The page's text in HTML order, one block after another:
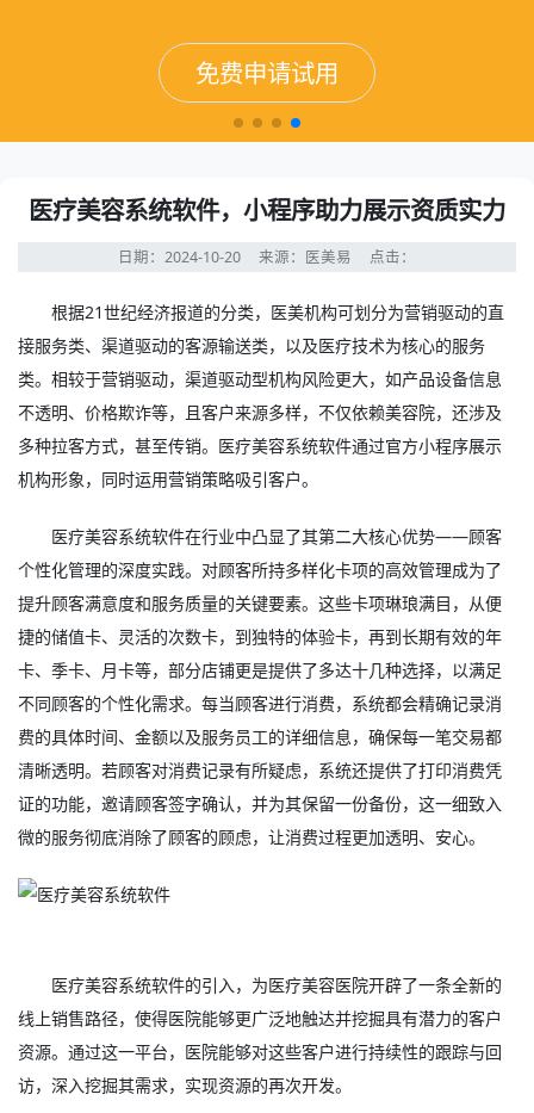
免费申请试用
免费申请试用
免费申请试用
免费申请试用
医疗美容系统软件，小程序助力展示资质实力
日期：2024-10-20 来源：医美易 点击：
根据21世纪经济报道的分类，医美机构可划分为营销驱动的直
接服务类、渠道驱动的客源输送类，以及医疗技术为核心的服务
类。相较于营销驱动，渠道驱动型机构风险更大，如产品设备信息
不透明、价格欺诈等，且客户来源多样，不仅依赖美容院，还涉及
多种拉客方式，甚至传销。 医疗美容系统软件通过官方小程序展示
机构形象，同时运用营销策略吸引客户。
医疗美容系统软件在行业中凸显了其第二大核心优势——顾客
个性化管理的深度实践。对顾客所持多样化卡项的高效管理成为了
提升顾客满意度和服务质量的关键要素。这些卡项琳琅满目，从便
捷的储值卡、灵活的次数卡，到独特的体验卡，再到长期有效的年
卡、季卡、月卡等，部分店铺更是提供了多达十几种选择，以满足
不同顾客的个性化需求。每当顾客进行消费，系统都会精确记录消
费的具体时间、金额以及服务员工的详细信息，确保每一笔交易都
清晰透明。若顾客对消费记录有所疑虑，系统还提供了打印消费凭
证的功能，邀请顾客签字确认，并为其保留一份备份，这一细致入
微的服务彻底消除了顾客的顾虑，让消费过程更加透明、安心。
医疗美容系统软件的引入，为医疗美容医院开辟了一条全新的
线上销售路径，使得医院能够更广泛地触达并挖掘具有潜力的客户
资源。通过这一平台，医院能够对这些客户进行持续性的跟踪与回
访，深入挖掘其需求，实现资源的再次开发。